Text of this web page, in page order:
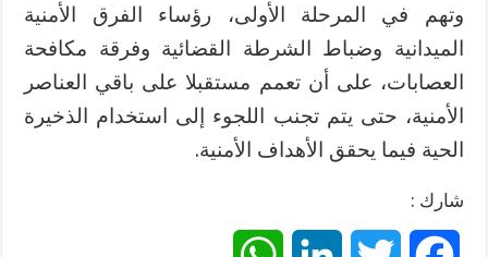
وتهم في المرحلة الأولى، رؤساء الفرق الأمنية
الميدانية وضباط الشرطة القضائية وفرقة مكافحة
العصابات، على أن تعمم مستقبلا على باقي العناصر
الأمنية، حتى يتم تجنب اللجوء إلى استخدام الذخيرة
الحية فيما يحقق الأهداف الأمنية.
شارك :